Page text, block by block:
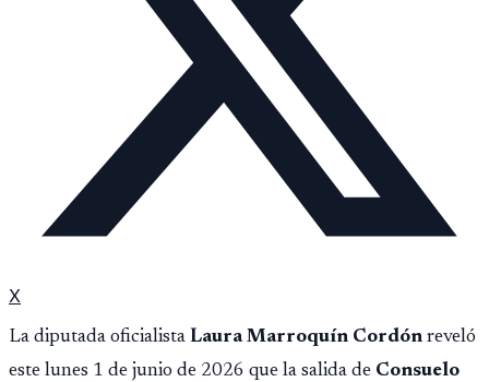
X
La diputada oficialista Laura Marroquín Cordón reveló
este lunes 1 de junio de 2026 que la salida de Consuelo